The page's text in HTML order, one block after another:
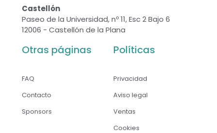
Castellón
Paseo de la Universidad, nº 11, Esc 2 Bajo 6
12006 - Castellón de la Plana
Otras páginas
FAQ
Contacto
Sponsors
Políticas
Privacidad
Aviso legal
Ventas
Cookies